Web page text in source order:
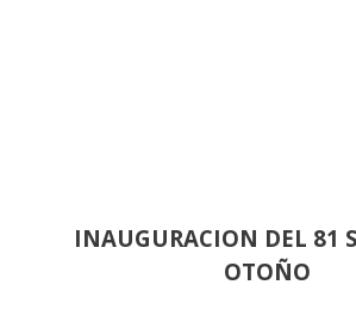
INAUGURACION DEL 81
OTOÑO